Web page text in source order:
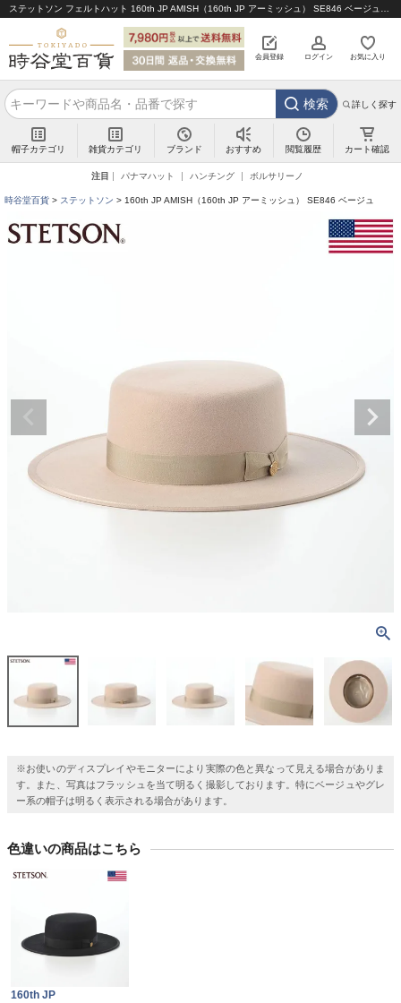
会員登録 ログイン お気に入り
検索 詳しく探す
帽子カテゴリ 雑貨カテゴリ ブランド おすすめ 閲覧履歴 カート確認
注目 パナマハット ハンチング ボルサリーノ
時谷堂百貨 ステットソン 160th JP AMISH（160th JP アーミッシュ） SE846 ベージュ
※お使いのディスプレイやモニターにより実際の色と異なって見える場合がありま
す。また、写真はフラッシュを当て明るく撮影しております。特にベージュやグレ
ー系の帽子は明るく表示される場合があります。
色違いの商品はこちら
160th JP